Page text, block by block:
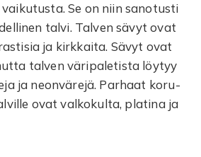
Se on niin sanotusti
talvi. Talven sävyt ovat
ja kirkkaita. Sävyt ovat
talven väripaletista löytyy
ja neonvärejä. Parhaat koru-
ovat valkokulta, platina ja